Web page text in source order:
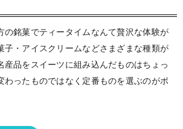
の銘菓でティータイムなんて贅沢な体験が
子・アイスクリームなどさまざまな種類が
産品をスイーツに組み込んだものはちょっ
わったものではなく定番ものを選ぶのがポ